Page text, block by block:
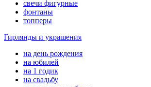
свечи фигурные
фонтаны
топперы
Гирлянды и украшения
на день рождения
на юбилей
на 1 годик
на свадьбу